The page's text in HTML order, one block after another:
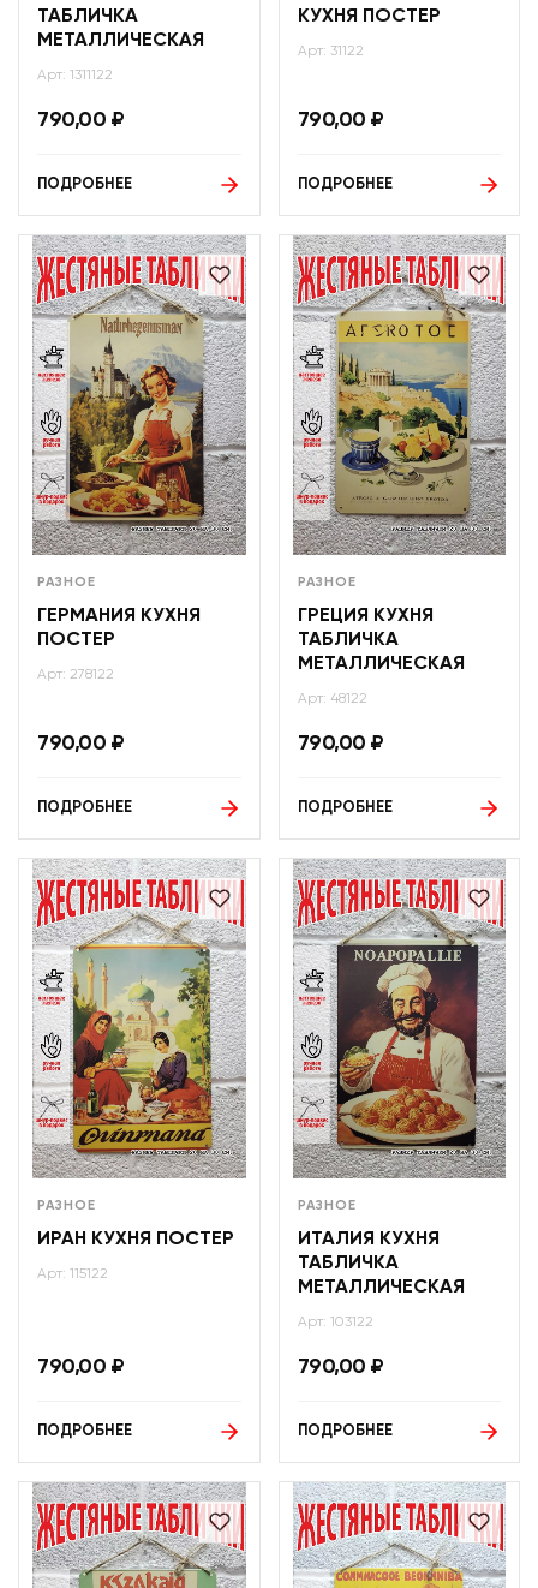
ТАБЛИЧКА
МЕТАЛЛИЧЕСКАЯ
Арт: 1311122
790,00 ₽
ПОДРОБНЕЕ
КУХНЯ ПОСТЕР
Арт: 31122
790,00 ₽
ПОДРОБНЕЕ
РАЗНОЕ
ГЕРМАНИЯ КУХНЯ
ПОСТЕР
Арт: 278122
790,00 ₽
ПОДРОБНЕЕ
РАЗНОЕ
ГРЕЦИЯ КУХНЯ
ТАБЛИЧКА
МЕТАЛЛИЧЕСКАЯ
Арт: 48122
790,00 ₽
ПОДРОБНЕЕ
РАЗНОЕ
ИРАН КУХНЯ ПОСТЕР
Арт: 115122
790,00 ₽
ПОДРОБНЕЕ
РАЗНОЕ
ИТАЛИЯ КУХНЯ
ТАБЛИЧКА
МЕТАЛЛИЧЕСКАЯ
Арт: 103122
790,00 ₽
ПОДРОБНЕЕ